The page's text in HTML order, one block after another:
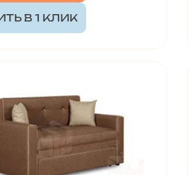
В 1 КЛИК